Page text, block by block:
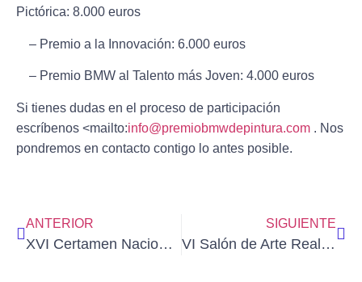
Pictórica: 8.000 euros
– Premio a la Innovación: 6.000 euros
– Premio BMW al Talento más Joven: 4.000 euros
Si tienes dudas en el proceso de participación
escríbenos <mailto:info@premiobmwdepintura.com . Nos
pondremos en contacto contigo lo antes posible.
ANTERIOR
XVI Certamen Nacional de Acuarela VILLA DE CAUDETE
SIGUIENTE
VI Salón de Arte Realista de la AEPE (plazo presentación: 10/9/21)